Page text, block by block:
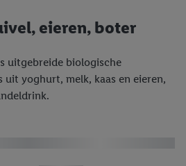
eieren, boter
uitgebreide biologische
uit yoghurt, melk, kaas en eieren,